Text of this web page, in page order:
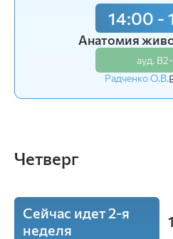
14:00 -
Анатомия
ауд.
Радченко О.В.
Четверг
Сейчас идет 2-я
неделя